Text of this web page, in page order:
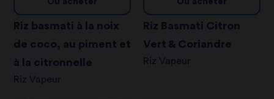
Riz basmati à la noix
de coco, au piment et
à la citronnelle
Riz Vapeur
Riz Basmati Citron
Vert & Coriandre
Riz Vapeur